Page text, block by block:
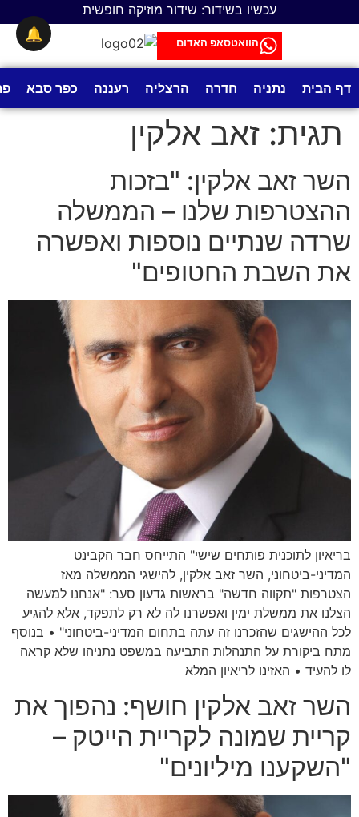
עכשיו בשידור: שידור מוזיקה חופשית
הוואטסאפ האדום
דף הבית נתניה חדרה הרצליה רעננה כפר סבא
תגית: זאב אלקין
השר זאב אלקין: "בזכות
ההצטרפות שלנו – הממשלה
שרדה שנתיים נוספות ואפשרה
את השבת החטופים"
בריאיון לתוכנית פותחים שישי" התייחס חבר הקבינט
המדיני-ביטחוני, השר זאב אלקין, להישגי הממשלה מאז
הצטרפות "תקווה חדשה" בראשות גדעון סער: "אנחנו למעשה
הצלנו את ממשלת ימין ואפשרנו לה לא רק לתפקד, אלא להגיע
לכל ההישגים שהזכרנו זה עתה בתחום המדיני-ביטחוני" • בנוסף
מתח ביקורת על התנהלות התביעה במשפט נתניהו שלא קראה
לו להעיד • האזינו לריאיון המלא
השר זאב אלקין חושף: נהפוך את
קריית שמונה לקריית הייטק –
"השקענו מיליונים"
🔔